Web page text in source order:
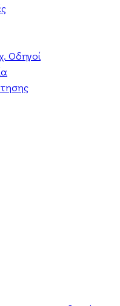
Οδηγοί